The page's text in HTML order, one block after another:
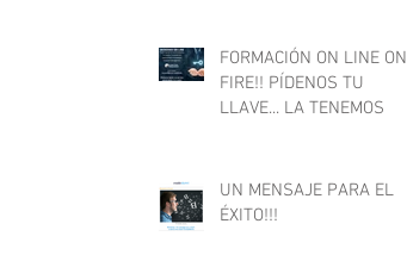
FORMACIÓN ON LINE ON
FIRE!! PÍDENOS TU
LLAVE... LA TENEMOS
UN MENSAJE PARA EL
ÉXITO!!!